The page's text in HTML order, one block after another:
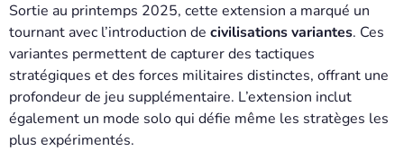
Sortie au printemps 2025, cette extension a marqué un
tournant avec l’introduction de civilisations variantes. Ces
variantes permettent de capturer des tactiques
stratégiques et des forces militaires distinctes, offrant une
profondeur de jeu supplémentaire. L’extension inclut
également un mode solo qui défie même les stratèges les
plus expérimentés.